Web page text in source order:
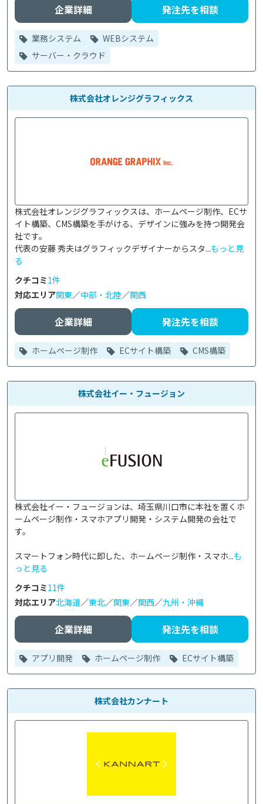
企業詳細 発注先を相談
業務システム
WEBシステム
サーバー・クラウド
株式会社オレンジグラフィックス
株式会社オレンジグラフィックスは、ホームページ制作、ECサ
イト構築、CMS構築を手がける、デザインに強みを持つ開発会
社です。
代表の安藤 秀夫はグラフィックデザイナーからスタ...もっと見
る
クチコミ1件
対応エリア関東／中部・北陸／関西
企業詳細 発注先を相談
ホームページ制作 ECサイト構築 CMS構築
株式会社イー・フュージョン
株式会社イー・フュージョンは、埼玉県川口市に本社を置くホ
ームページ制作・スマホアプリ開発・システム開発の会社で
す。
スマートフォン時代に即した、ホームページ制作・スマホ...も
っと見る
クチコミ11件
対応エリア北海道／東北／関東／関西／九州・沖縄
企業詳細 発注先を相談
アプリ開発 ホームページ制作 ECサイト構築
株式会社カンナート